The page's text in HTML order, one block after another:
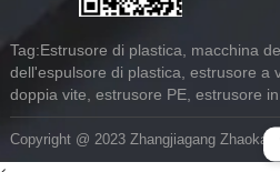
Tag:Estrusore di plastica, macchina
dell'espulsore di plastica, estrusore a
doppia vite, estrusore PE, estrusore
Copyright @ 2023 Zhangjiagang